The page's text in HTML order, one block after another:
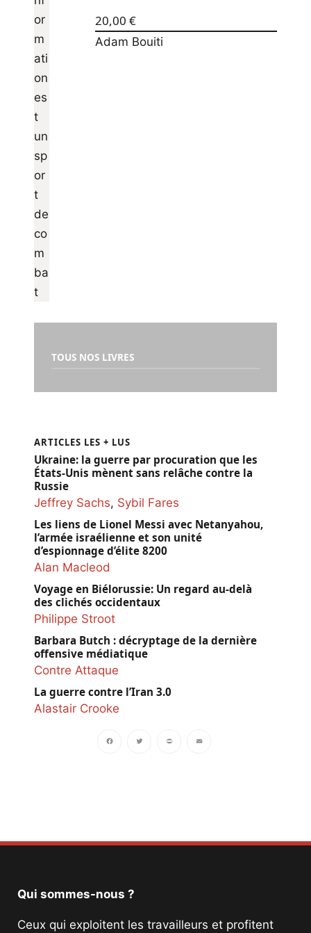
20,00 €
Adam Bouiti
TOUS NOS LIVRES
ARTICLES LES + LUS
Ukraine: la guerre par procuration que les
États-Unis mènent sans relâche contre la
Russie
Jeffrey Sachs, Sybil Fares
Les liens de Lionel Messi avec Netanyahou,
l’armée israélienne et son unité
d’espionnage d’élite 8200
Alan Macleod
Voyage en Biélorussie: Un regard au-delà
des clichés occidentaux
Philippe Stroot
Barbara Butch : décryptage de la dernière
offensive médiatique
Contre Attaque
La guerre contre l’Iran 3.0
Alastair Crooke
Qui sommes-nous ?
Ceux qui exploitent les travailleurs et profitent